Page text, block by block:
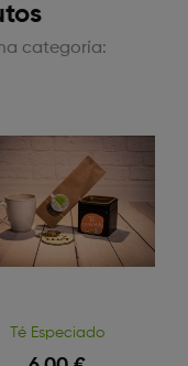
categoría:
Té Especiado